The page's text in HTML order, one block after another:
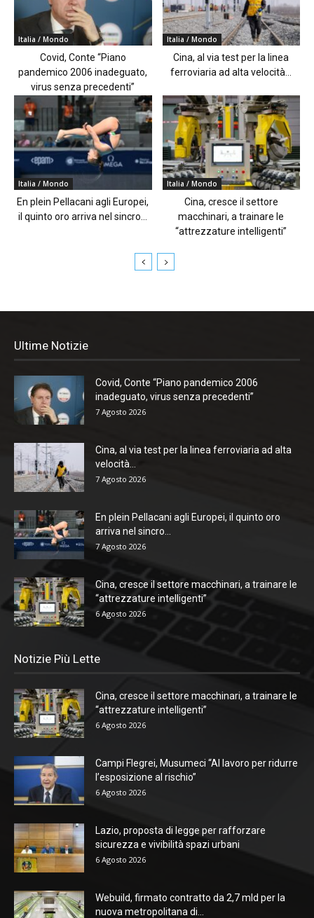
Italia / Mondo
Covid, Conte “Piano
pandemico 2006 inadeguato,
virus senza precedenti”
Italia / Mondo
Cina, al via test per la linea
ferroviaria ad alta velocità...
Italia / Mondo
En plein Pellacani agli Europei,
il quinto oro arriva nel sincro...
Italia / Mondo
Cina, cresce il settore
macchinari, a trainare le
“attrezzature intelligenti”
Ultime Notizie
Covid, Conte “Piano pandemico 2006
inadeguato, virus senza precedenti”
7 Agosto 2026
Cina, al via test per la linea ferroviaria ad alta
velocità...
7 Agosto 2026
En plein Pellacani agli Europei, il quinto oro
arriva nel sincro...
7 Agosto 2026
Cina, cresce il settore macchinari, a trainare le
“attrezzature intelligenti”
6 Agosto 2026
Notizie Più Lette
Cina, cresce il settore macchinari, a trainare le
“attrezzature intelligenti”
6 Agosto 2026
Campi Flegrei, Musumeci “Al lavoro per ridurre
l’esposizione al rischio”
6 Agosto 2026
Lazio, proposta di legge per rafforzare
sicurezza e vivibilità spazi urbani
6 Agosto 2026
Webuild, firmato contratto da 2,7 mld per la
nuova metropolitana di...